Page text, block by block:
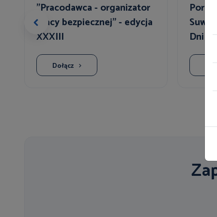
"Pracodawca - organizator
pracy bezpiecznej" - edycja
XXXIII
Dołącz
Dni